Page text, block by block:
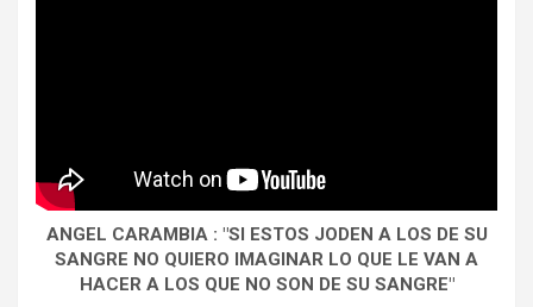
ANGEL CARAMBIA : "SI ESTOS JODEN A LOS DE SU
SANGRE NO QUIERO IMAGINAR LO QUE LE VAN A
HACER A LOS QUE NO SON DE SU SANGRE"